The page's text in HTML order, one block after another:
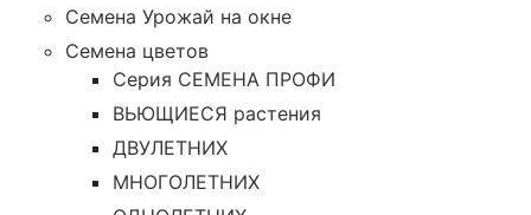
Семена Урожай на окне
Семена цветов
Cерия CЕМЕНА ПРОФИ
ВЬЮЩИЕСЯ растения
ДВУЛЕТНИХ
МНОГОЛЕТНИХ